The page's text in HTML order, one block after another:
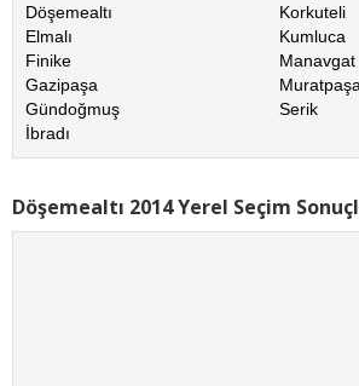
Döşemealtı
Elmalı
Finike
Gazipaşa
Gündoğmuş
İbradı
Korkuteli
Kumluca
Manavgat
Serik
Döşemealtı 2014 Yerel Seçim